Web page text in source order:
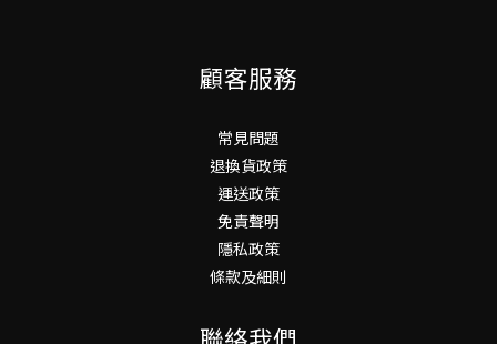
顧客服務
常見問題
退換貨政策
運送政策
免責聲明
隱私政策
條款及細則